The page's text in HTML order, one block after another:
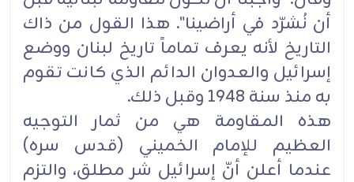
أن نُشرّد في أراضينا". هذا القول من ذاك
التاريخ لأنه يعرف تماماً تاريخ لبنان ووضع
إسرائيل والعدوان الدائم الذي كانت تقوم
به منذ سنة 1948 وقبل ذلك.
هذه المقاومة هي من ثمار التوجيه
العظيم للإمام الخميني (قدس سره)
عندما أعلن أنّ إسرائيل شر مطلق، والتزم